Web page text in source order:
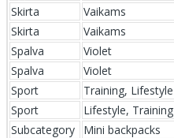
Skirta
Vaikams
Skirta
Vaikams
Spalva
Violet
Spalva
Violet
Sport
Training, Lifestyle
Sport
Lifestyle, Training
Subcategory
Mini backpacks